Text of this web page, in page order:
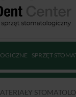
SPRZĘT